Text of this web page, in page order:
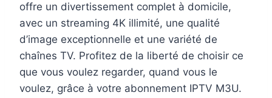
offre un divertissement complet à domicile,
avec un streaming 4K illimité, une qualité
d’image exceptionnelle et une variété de
chaînes TV. Profitez de la liberté de choisir ce
que vous voulez regarder, quand vous le
voulez, grâce à votre abonnement IPTV M3U.